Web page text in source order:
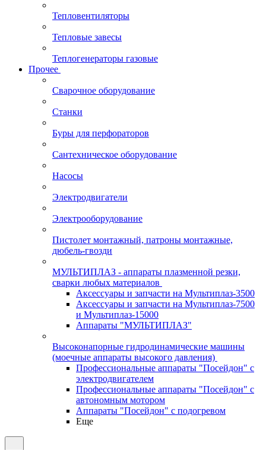
Тепловентиляторы
Тепловые завесы
Теплогенераторы газовые
Прочее
Сварочное оборудование
Станки
Буры для перфораторов
Сантехническое оборудование
Насосы
Электродвигатели
Электрооборудование
Пистолет монтажный, патроны монтажные,
дюбель-гвозди
МУЛЬТИПЛАЗ - аппараты плазменной резки,
сварки любых материалов
Аксессуары и запчасти на Мультиплаз-3500
Аксессуары и запчасти на Мультиплаз-7500
и Мультиплаз-15000
Аппараты "МУЛЬТИПЛАЗ"
Высоконапорные гидродинамические машины
(моечные аппараты высокого давления)
Профессиональные аппараты "Посейдон" с
электродвигателем
Профессиональные аппараты "Посейдон" с
автономным мотором
Аппараты "Посейдон" с подогревом
Еще